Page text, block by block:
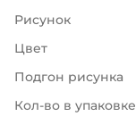
Рисунок
Цвет
Подгон рисунка
Кол-во в упаковке